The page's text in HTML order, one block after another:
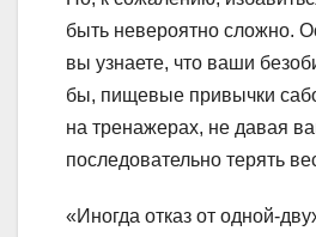
быть невероятно сложно.
вы узнаете, что ваши
бы, пищевые привычки
на тренажерах, не давая
последовательно терять
«Иногда отказ от одной-